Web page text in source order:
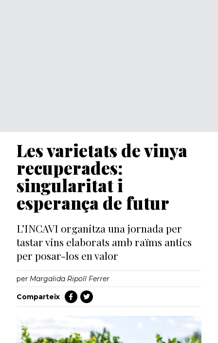
Les varietats de vinya
recuperades:
singularitat i
esperança de futur
L’INCAVI organitza una jornada per
tastar vins elaborats amb raïms antics
per posar-los en valor
per Margalida Ripoll Ferrer
Comparteix